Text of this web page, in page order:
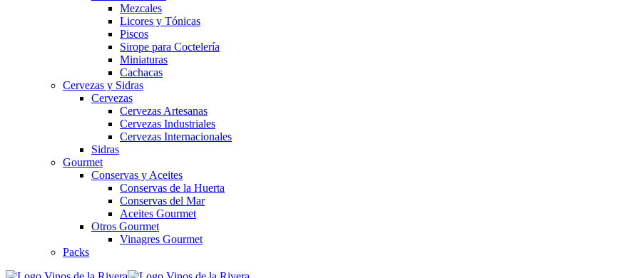
Mezcales
Licores y Tónicas
Piscos
Sirope para Coctelería
Miniaturas
Cachacas
Cervezas y Sidras
Cervezas
Cervezas Artesanas
Cervezas Industriales
Cervezas Internacionales
Sidras
Gourmet
Conservas y Aceites
Conservas de la Huerta
Conservas del Mar
Aceites Gourmet
Otros Gourmet
Vinagres Gourmet
Packs